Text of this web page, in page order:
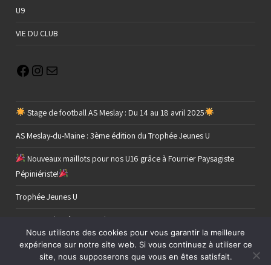
U9
VIE DU CLUB
Stage de football AS Meslay : Du 14 au 18 avril 2025
AS Meslay-du-Maine : 3ème édition du Trophée Jeunes U
Nouveaux maillots pour nos U16 grâce à Fourrier Paysagiste
Pépiniériste!
Trophée Jeunes U
Retour sur le 2 ème tour de nos U11 C
Nous utilisons des cookies pour vous garantir la meilleure
expérience sur notre site web. Si vous continuez à utiliser ce
site, nous supposerons que vous en êtes satisfait.